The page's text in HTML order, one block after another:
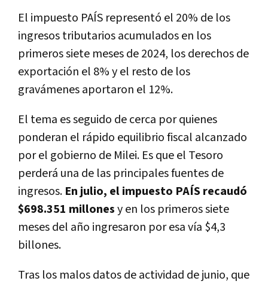
El impuesto PAÍS representó el 20% de los
ingresos tributarios acumulados en los
primeros siete meses de 2024, los derechos de
exportación el 8% y el resto de los
gravámenes aportaron el 12%.
El tema es seguido de cerca por quienes
ponderan el rápido equilibrio fiscal alcanzado
por el gobierno de Milei. Es que el Tesoro
perderá una de las principales fuentes de
ingresos. En julio, el impuesto PAÍS recaudó
$698.351 millonesy en los primeros siete
meses del año ingresaron por esa vía $4,3
billones.
Tras los malos datos de actividad de junio, que